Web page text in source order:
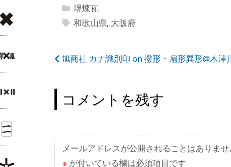
堺煉瓦
和歌山県, 大阪府
投
ナ
ビ
ゲ
ー
旭商社 カナ識別印 on 撥形・扇形異形@木津
コメントを残す
メールアドレスが公開されることはありませ
※ が付いている欄は必須項目です